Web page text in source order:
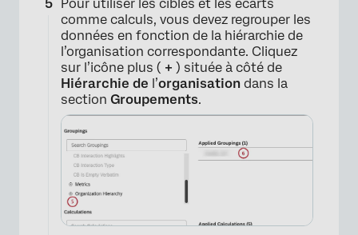
×
×
Pour utiliser les cibles et les écarts
comme calculs, vous devez regrouper les
données en fonction de la hiérarchie de
l’organisation correspondante. Cliquez
sur l’icône plus ( + ) située à côté de
Hiérarchie de l’organisation dans la
section Groupements.